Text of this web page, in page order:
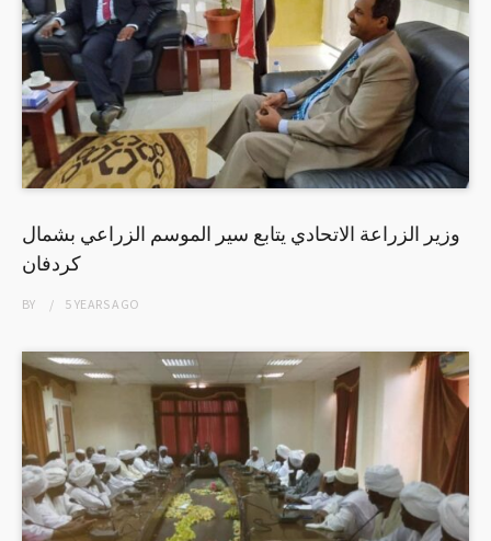
وزير الزراعة الاتحادي يتابع سير الموسم الزراعي بشمال
كردفان
BY 5 YEARSAGO